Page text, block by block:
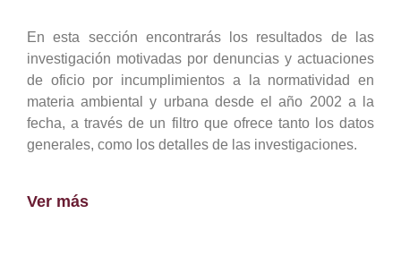
En esta sección encontrarás los resultados de las
investigación motivadas por denuncias y actuaciones
de oficio por incumplimientos a la normatividad en
materia ambiental y urbana desde el año 2002 a la
fecha, a través de un filtro que ofrece tanto los datos
generales, como los detalles de las investigaciones.
Ver más